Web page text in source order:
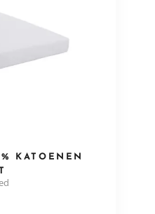
KATOENEN